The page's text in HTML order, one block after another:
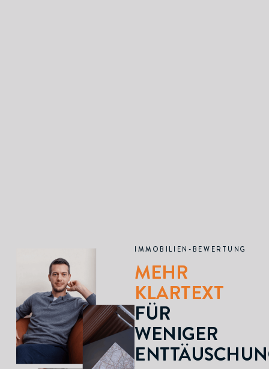
IMMOBILIEN-BEWERTUNG
MEHR
KLARTEXT
FÜR
WENIGER